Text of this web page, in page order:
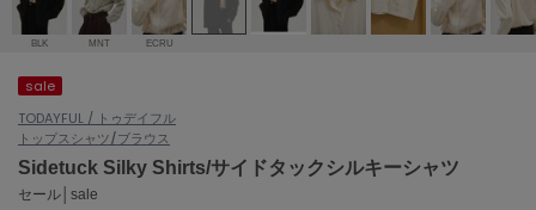
ェア (121)
(124)
ánuans
アニュアンス
ànuke
アンヌーク
ASICS
アシックス
BLK MNT ECRU
sale
TODAYFUL / トゥデイフル
トップスシャツ/ブラウス
Sidetuck Silky Shirts/サイドタックシルキーシャツ
セール│sale